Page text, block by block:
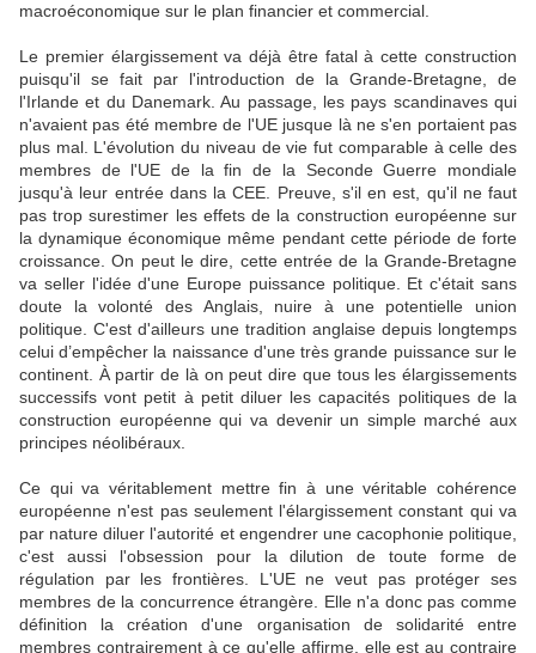
macroéconomique sur le plan financier et commercial.
Le premier élargissement va déjà être fatal à cette construction
puisqu'il se fait par l'introduction de la Grande-Bretagne, de
l'Irlande et du Danemark. Au passage, les pays scandinaves qui
n'avaient pas été membre de l'UE jusque là ne s'en portaient pas
plus mal. L'évolution du niveau de vie fut comparable à celle des
membres de l'UE de la fin de la Seconde Guerre mondiale
jusqu'à leur entrée dans la CEE. Preuve, s'il en est, qu'il ne faut
pas trop surestimer les effets de la construction européenne sur
la dynamique économique même pendant cette période de forte
croissance. On peut le dire, cette entrée de la Grande-Bretagne
va seller l'idée d'une Europe puissance politique. Et c'était sans
doute la volonté des Anglais, nuire à une potentielle union
politique. C'est d'ailleurs une tradition anglaise depuis longtemps
celui d’empêcher la naissance d'une très grande puissance sur le
continent. À partir de là on peut dire que tous les élargissements
successifs vont petit à petit diluer les capacités politiques de la
construction européenne qui va devenir un simple marché aux
principes néolibéraux.
Ce qui va véritablement mettre fin à une véritable cohérence
européenne n'est pas seulement l'élargissement constant qui va
par nature diluer l'autorité et engendrer une cacophonie politique,
c'est aussi l'obsession pour la dilution de toute forme de
régulation par les frontières. L'UE ne veut pas protéger ses
membres de la concurrence étrangère. Elle n'a donc pas comme
définition la création d'une organisation de solidarité entre
membres contrairement à ce qu'elle affirme, elle est au contraire